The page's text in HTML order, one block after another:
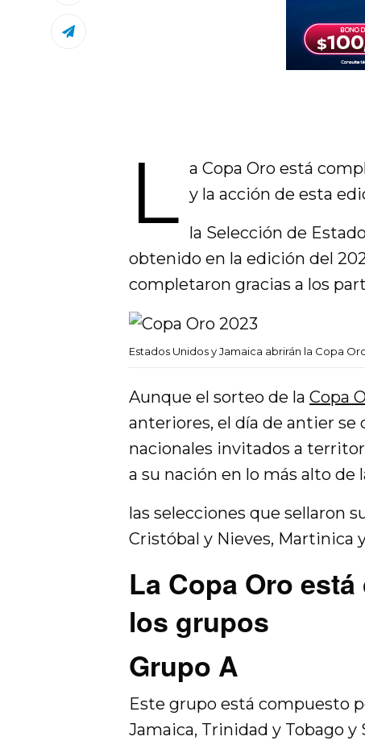
L a Copa Oro está
y la acción de esta
la Selección de
obtenido en la edición del
completaron gracias a los
Estados Unidos y Jamaica abrirán la Copa
Aunque el sorteo de laCopa
anteriores, el día de antier
nacionales invitados a
a su nación en lo más alto de
las selecciones que sellaron
Cristóbal y Nieves, Martinica
La Copa Oro
los grupos
Grupo A
Este grupo está compuesto
Jamaica, Trinidad y Tobago y